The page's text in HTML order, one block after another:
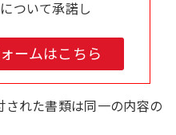
ついて承諾し
ームはこちら
れた書類は同一の内容の